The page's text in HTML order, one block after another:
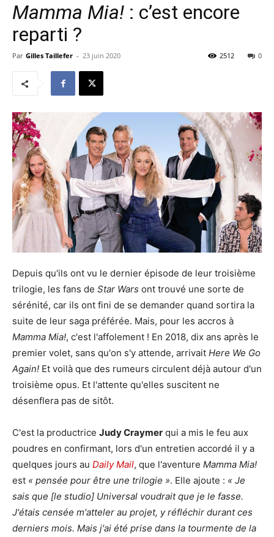
Mamma Mia! : c’est encore
reparti ?
Par Gilles Taillefer - 23 juin 2020 0
2512
Depuis qu'ils ont vu le dernier épisode de leur troisième
trilogie, les fans de Star Wars ont trouvé une sorte de
sérénité, car ils ont fini de se demander quand sortira la
suite de leur saga préférée. Mais, pour les accros à
Mamma Mia!, c'est l'affolement ! En 2018, dix ans après le
premier volet, sans qu'on s'y attende, arrivait Here We Go
Again! Et voilà que des rumeurs circulent déjà autour d'un
troisième opus. Et l'attente qu'elles suscitent ne
désenflera pas de sitôt.
C'est la productrice Judy Craymer qui a mis le feu aux
poudres en confirmant, lors d'un entretien accordé il y a
quelques jours au Daily Mail, que l'aventure Mamma Mia!
est « pensée pour être une trilogie ». Elle ajoute : « Je
sais que [le studio] Universal voudrait que je le fasse.
J'étais censée m'atteler au projet, y réfléchir durant ces
derniers mois. Mais j'ai été prise dans la tourmente de la